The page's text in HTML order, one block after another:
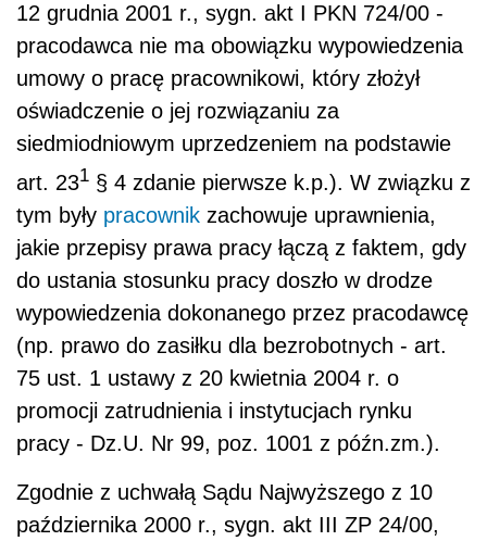
12 grudnia 2001 r., sygn. akt I PKN 724/00 -
pracodawca nie ma obowiązku wypowiedzenia
umowy o pracę pracownikowi, który złożył
oświadczenie o jej rozwiązaniu za
siedmiodniowym uprzedzeniem na podstawie
art. 231 § 4 zdanie pierwsze k.p.). W związku z
tym były pracownik zachowuje uprawnienia,
jakie przepisy prawa pracy łączą z faktem, gdy
do ustania stosunku pracy doszło w drodze
wypowiedzenia dokonanego przez pracodawcę
(np. prawo do zasiłku dla bezrobotnych - art.
75 ust. 1 ustawy z 20 kwietnia 2004 r. o
promocji zatrudnienia i instytucjach rynku
pracy - Dz.U. Nr 99, poz. 1001 z późn.zm.).
Zgodnie z uchwałą Sądu Najwyższego z 10
października 2000 r., sygn. akt III ZP 24/00,